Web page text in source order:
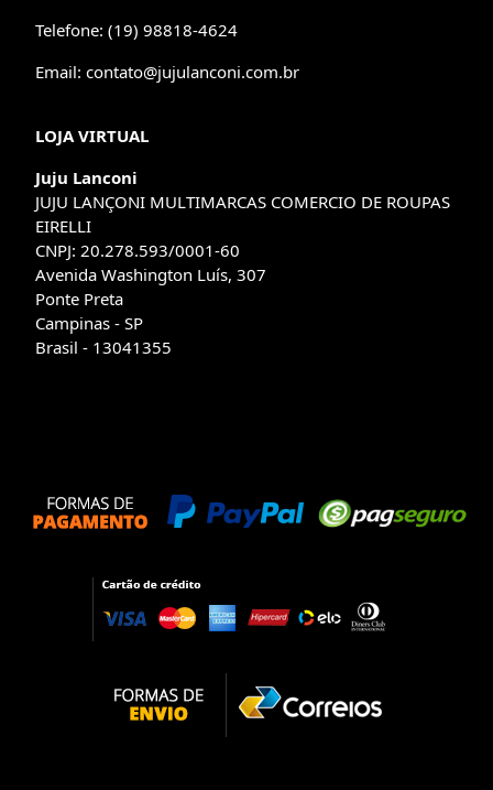
Telefone: (19) 98818-4624
Email: contato@jujulanconi.com.br
LOJA VIRTUAL
Juju Lanconi
JUJU LANÇONI MULTIMARCAS COMERCIO DE ROUPAS
EIRELLI
CNPJ: 20.278.593/0001-60
Avenida Washington Luís, 307
Ponte Preta
Campinas - SP
Brasil - 13041355